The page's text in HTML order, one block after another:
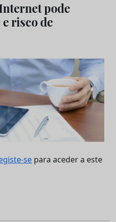
pode
risco de
se para aceder a este